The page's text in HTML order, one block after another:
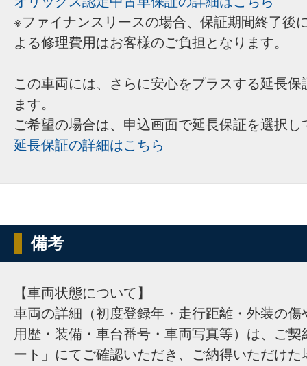
※ファイナンスリースの場合、保証期間終了後
よる修理費用はお客様のご負担となります。
この車両には、さらに安心をプラスする延長
ます。
ご希望の場合は、申込画面で延長保証を選択し
延長保証の詳細はこちら
備考
【車両状態について】
車両の詳細（初度登録年・走行距離・外装の傷
用歴・装備・車台番号・車両写真等）は、ご
ート」にてご確認いただき、ご納得いただけ